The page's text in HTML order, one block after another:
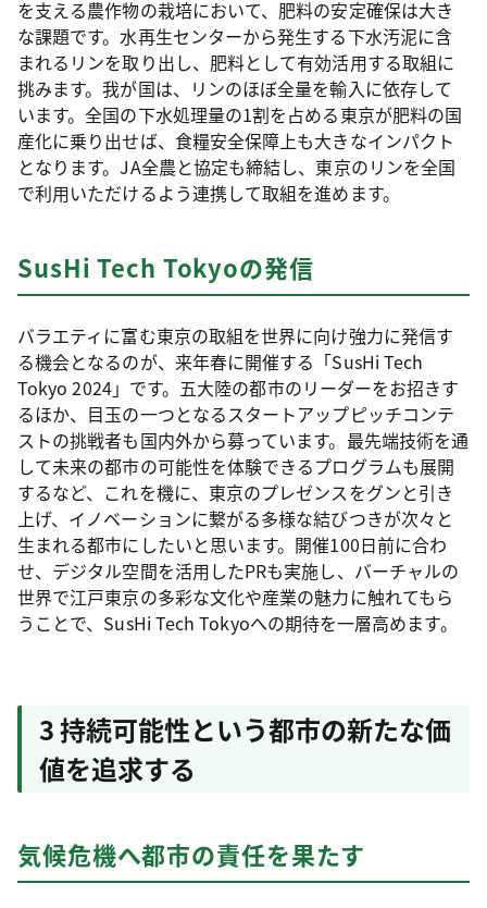
を支える農作物の栽培において、肥料の安定確保は大き
な課題です。水再生センターから発生する下水汚泥に含
まれるリンを取り出し、肥料として有効活用する取組に
挑みます。我が国は、リンのほぼ全量を輸入に依存して
います。全国の下水処理量の1割を占める東京が肥料の国
産化に乗り出せば、食糧安全保障上も大きなインパクト
となります。JA全農と協定も締結し、東京のリンを全国
で利用いただけるよう連携して取組を進めます。
SusHi Tech Tokyoの発信
バラエティに富む東京の取組を世界に向け強力に発信す
る機会となるのが、来年春に開催する「SusHi Tech
Tokyo 2024」です。五大陸の都市のリーダーをお招きす
るほか、目玉の一つとなるスタートアップピッチコンテ
ストの挑戦者も国内外から募っています。最先端技術を通
して未来の都市の可能性を体験できるプログラムも展開
するなど、これを機に、東京のプレゼンスをグンと引き
上げ、イノベーションに繋がる多様な結びつきが次々と
生まれる都市にしたいと思います。開催100日前に合わ
せ、デジタル空間を活用したPRも実施し、バーチャルの
世界で江戸東京の多彩な文化や産業の魅力に触れてもら
うことで、SusHi Tech Tokyoへの期待を一層高めます。
3 持続可能性という都市の新たな価
値を追求する
気候危機へ都市の責任を果たす